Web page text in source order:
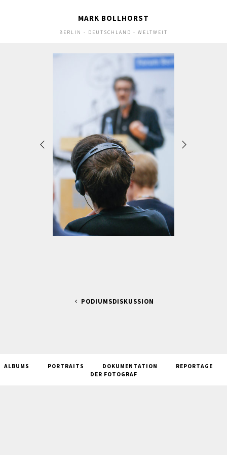
MARK BOLLHORST
BERLIN - DEUTSCHLAND - WELTWEIT
PODIUMSDISKUSSION
ALBUMS PORTRAITS DOKUMENTATION
REPORTAGE
DER FOTOGRAF